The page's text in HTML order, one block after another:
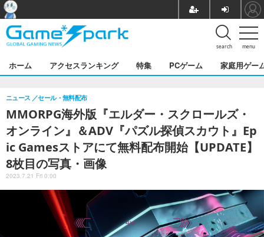
menu
search
ホーム アクセスランキング 特集 PCゲーム 家庭用ゲー
MMORPG海外版『エルダー・スクロールズ・
オンライン』＆ADV『パズル探偵スカウト』Ep
ic Gamesストアにて無料配布開始【UPDATE】
8枚目の写真・画像
ニュース セール・無料配布
2023.7.21 Fri 0:00